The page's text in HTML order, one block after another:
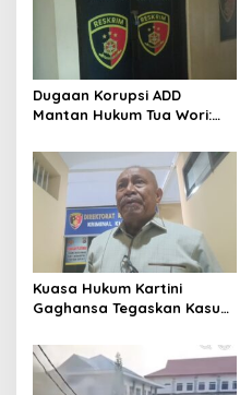
Dugaan Korupsi ADD
Mantan Hukum Tua Wori:
Hasil Audit Inspektorat
Kuasa Hukum Kartini
Gaghansa Tegaskan Kasus
Buktikan Dua Alat Bukti Sah